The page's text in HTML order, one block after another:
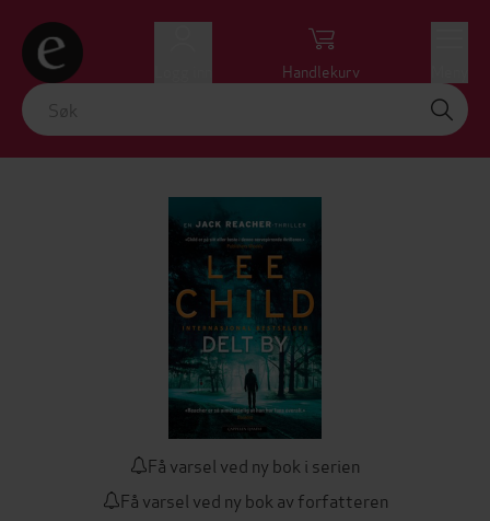
Handlekurv
Få varsel ved ny bok i serien
Få varsel ved ny bok av forfatteren